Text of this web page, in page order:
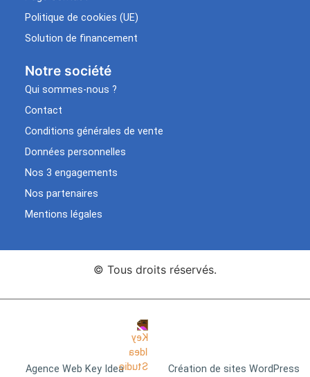
Politique de cookies (UE)
Solution de financement
Notre société
Qui sommes-nous ?
Contact
Conditions générales de vente
Données personnelles
Nos 3 engagements
Nos partenaires
Mentions légales
© Tous droits réservés.
Agence Web Key Idea
Création de sites WordPress